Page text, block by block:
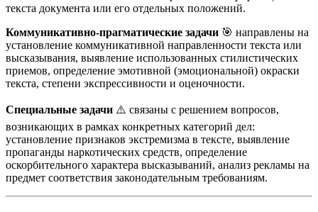
текста документа или его отдельных положений.
Коммуникативно-прагматические задачи 🎯 направлены на
установление коммуникативной направленности текста или
высказывания, выявление использованных стилистических
приемов, определение эмотивной (эмоциональной) окраски
текста, степени экспрессивности и оценочности.
Специальные задачи ⚠️ связаны с решением вопросов,
возникающих в рамках конкретных категорий дел:
установление признаков экстремизма в тексте, выявление
пропаганды наркотических средств, определение
оскорбительного характера высказываний, анализ рекламы на
предмет соответствия законодательным требованиям.